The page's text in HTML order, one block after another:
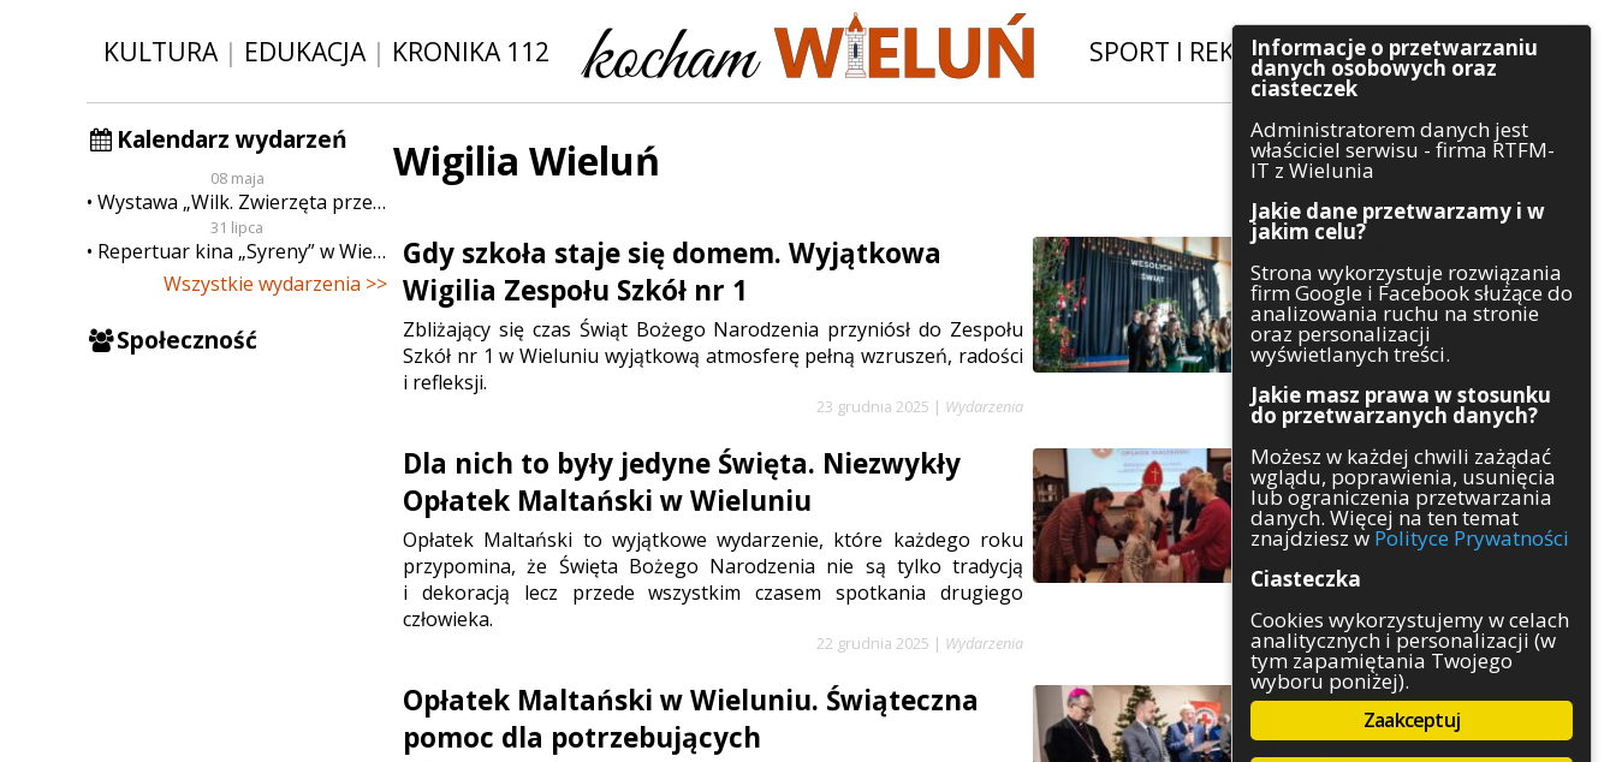
KULTURA| EDUKACJA| KRONIKA 112 SPORT I REKREACJA|INWESTYCJE
Kalendarz wydarzeń
08 maja
Wystawa „Wilk. Zwierzęta przeklęte”
31 lipca
Repertuar kina „Syreny” w Wieluniu w dn. od 31 lipca do 6 sierpnia
Wszystkie wydarzenia >>
Społeczność
Szukaj
Kategorie
Architektura
Gospodarka
Handel
Komunikaty
Kultura
Polityka
Pozostałe
Psychologia
Rolnictwo
Służby
Sport
Środowisko
Szkolnictwo
Wydarzenia
Zapowiedzi
Zdrowie
Wigilia Wieluń
Gdy szkoła staje się domem. Wyjątkowa
Wigilia Zespołu Szkół nr 1
Zbliżający się czas Świąt Bożego Narodzenia przyniósł do Zespołu
Szkół nr 1 w Wieluniu wyjątkową atmosferę pełną wzruszeń, radości
i refleksji.
23 grudnia 2025 | Wydarzenia
Dla nich to były jedyne Święta. Niezwykły
Opłatek Maltański w Wieluniu
Opłatek Maltański to wyjątkowe wydarzenie, które każdego roku
przypomina, że Święta Bożego Narodzenia nie są tylko tradycją
i dekoracją lecz przede wszystkim czasem spotkania drugiego
człowieka.
22 grudnia 2025 | Wydarzenia
Opłatek Maltański w Wieluniu. Świąteczna
pomoc dla potrzebujących
Informacje o przetwarzaniu
danych osobowych oraz
ciasteczek
Administratorem danych jest
właściciel serwisu - firma RTFM-
IT z Wielunia
Jakie dane przetwarzamy i w
jakim celu?
Strona wykorzystuje rozwiązania
firm Google i Facebook służące do
analizowania ruchu na stronie
oraz personalizacji
wyświetlanych treści.
Jakie masz prawa w stosunku
do przetwarzanych danych?
Możesz w każdej chwili zażądać
wglądu, poprawienia, usunięcia
lub ograniczenia przetwarzania
danych. Więcej na ten temat
znajdziesz w Polityce Prywatności
Ciasteczka
Cookies wykorzystujemy w celach
analitycznych i personalizacji (w
tym zapamiętania Twojego
wyboru poniżej).
Zaakceptuj